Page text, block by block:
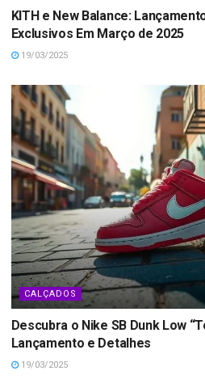
KITH e New Balance:
Exclusivos Em Março de 2025
19/03/2025
CALÇADOS
Descubra o Nike SB Dunk Low
Lançamento e Detalhes
19/03/2025